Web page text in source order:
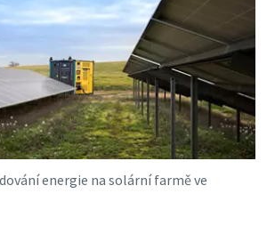
energie na solární farmě ve